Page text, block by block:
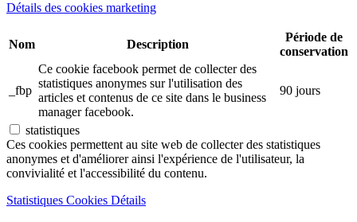
Détails des cookies marketing
Nom Description
Période de
conservation
_fbp
Ce cookie facebook permet de collecter des
statistiques anonymes sur l'utilisation des
articles et contenus de ce site dans le business
manager facebook.
90 jours
statistiques
Ces cookies permettent au site web de collecter des statistiques
anonymes et d'améliorer ainsi l'expérience de l'utilisateur, la
convivialité et l'accessibilité du contenu.
Statistiques Cookies Détails